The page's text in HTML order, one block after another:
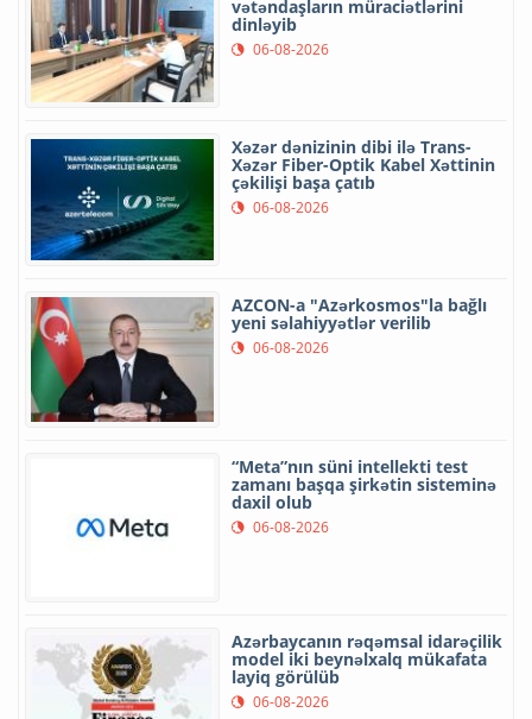
vətəndaşların müraciətlərini
dinləyib
06-08-2026
Xəzər dənizinin dibi ilə Trans-
Xəzər Fiber-Optik Kabel Xəttinin
çəkilişi başa çatıb
06-08-2026
AZCON-a "Azərkosmos"la bağlı
yeni səlahiyyətlər verilib
06-08-2026
“Meta”nın süni intellekti test
zamanı başqa şirkətin sisteminə
daxil olub
06-08-2026
Azərbaycanın rəqəmsal idarəçilik
model iki beynəlxalq mükafata
layiq görülüb
06-08-2026